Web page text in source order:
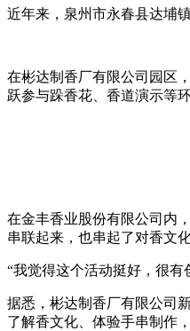
近年来，泉州市永春县达埔
在彬达制香厂有限公司园区
跃参与跺香花、香道演示等
在金丰香业股份有限公司内
串联起来，也串起了对香文
“我觉得这个活动挺好，很有
据悉，彬达制香厂有限公司
了解香文化、体验手串制作